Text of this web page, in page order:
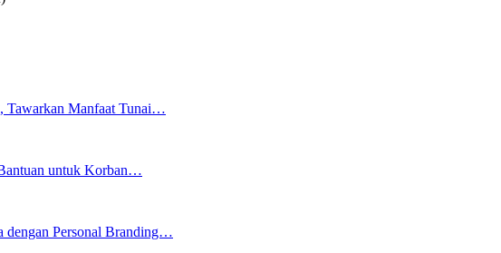
Tawarkan Manfaat Tunai…
untuk Korban…
Personal Branding…